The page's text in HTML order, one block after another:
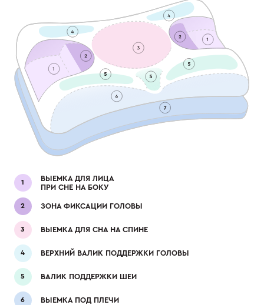
ВЫЕМКА ДЛЯ ЛИЦА
ПРИ СНЕ НА БОКУ
ЗОНА ФИКСАЦИИ ГОЛОВЫ
ВЫЕМКА ДЛЯ СНА НА СПИНЕ
ВЕРХНИЙ ВАЛИК ПОДДЕРЖКИ ГОЛОВЫ
ВАЛИК ПОДДЕРЖКИ ШЕИ
ВЫЕМКА ПОД ПЛЕЧИ